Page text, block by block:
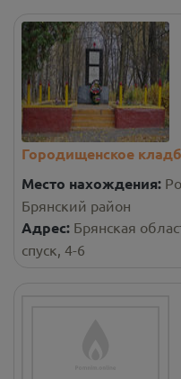
Городищенское
Место нахождения:
Брянский район
Адрес: Брянская
спуск, 4-6